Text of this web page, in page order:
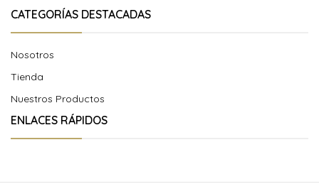
CATEGORÍAS DESTACADAS
Nosotros
Tienda
Nuestros Productos
ENLACES RÁPIDOS